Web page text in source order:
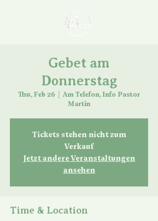
Gebet am
Donnerstag
Thu, Feb 26
Am Telefon, Info Pastor
Martin
Tickets stehen nicht zum
Verkauf
Jetzt andere Veranstaltungen
ansehen
Time & Location